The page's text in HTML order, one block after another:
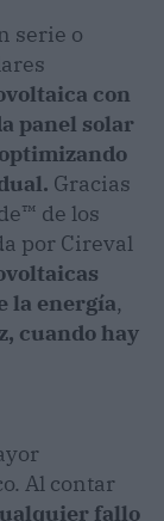
serie o
con
panel solar
Gracias
de los
por Cireval
la energía,
cuando hay
Al contar
fallo